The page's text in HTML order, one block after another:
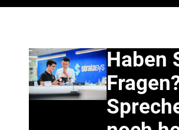
Haben